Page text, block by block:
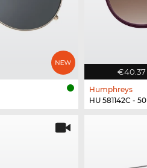
€40.37
Humphreys
HU 581142C - 50